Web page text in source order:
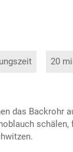
20
das Backrohr